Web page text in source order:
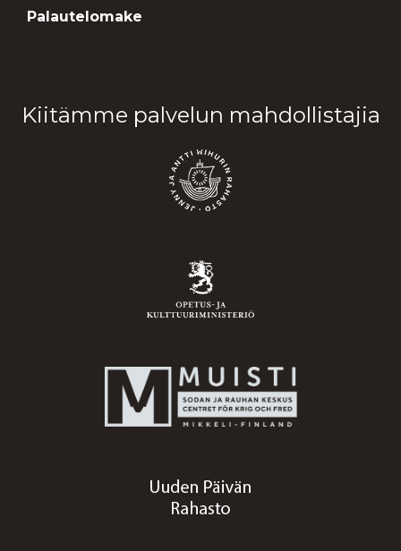
Palautelomake
Kiitämme palvelun mahdollistajia